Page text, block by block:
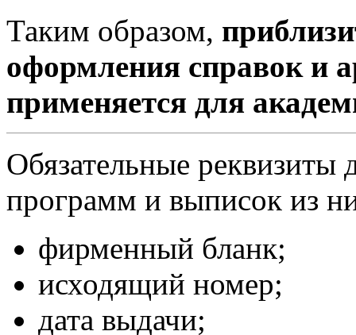
Таким образом,
оформления справок и
применяется для
Обязательные
программ и выписок из
фирменный бланк;
исходящий номер;
дата выдачи;